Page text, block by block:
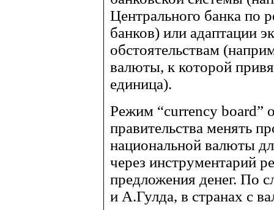
Центрального банка по
банков) или адаптации
обстоятельствам
валюты, к которой
единица).
Режим “currency board”
правительства менять
национальной валюты
через инструментарий
предложения денег. По
и А.Гулда, в странах с